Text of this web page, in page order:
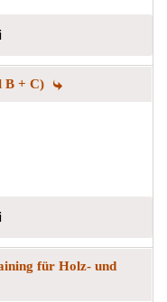
B + C)
für Holz- und